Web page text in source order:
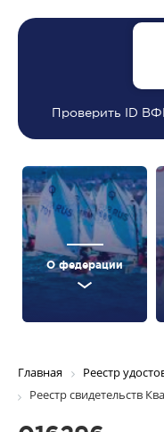
Проверить ID
О федерации
Главная
Реестр
Реестр свидетельств